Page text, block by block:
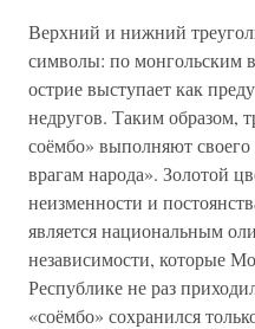
Верхний и нижний
символы: по монгольским
острие выступает как
недругов. Таким образом,
соёмбо» выполняют
врагам народа». Золотой
неизменности и
является национальным
независимости, которые
Республике не раз
«соёмбо» сохранился